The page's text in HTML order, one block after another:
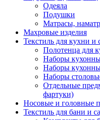
Одеяла
Подушки
Матрасы,
Махровые изделия
Текстиль для кухни и
Полотенца для
Наборы
Наборы
Наборы
Отдельные
фартуки)
Носовые и головные
Текстиль для бани и